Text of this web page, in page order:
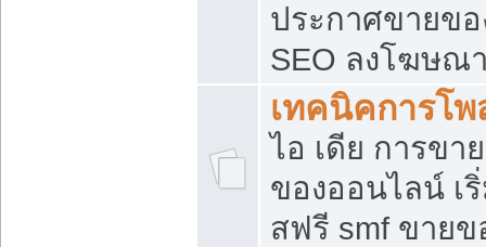
ประกาศขายข
SEO ลงโฆษณ
เทคนิคการโ
ไอ เดีย การขา
ของออนไลน์ เ
สฟรี smf ขาย